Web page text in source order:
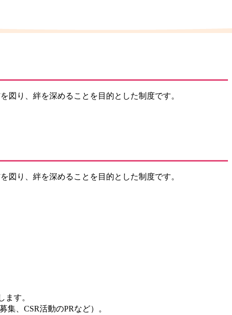
図り、絆を深めることを目的とした制度です。
図り、絆を深めることを目的とした制度です。
す。
、CSR活動のPRなど）。